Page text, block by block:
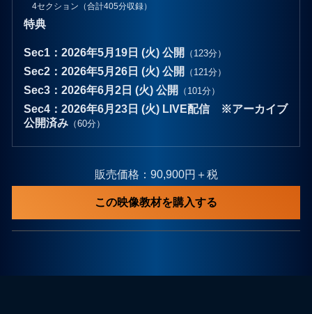
4セクション（合計405分収録）
特典
Sec1：2026年5月19日 (火) 公開 （123分）
Sec2：2026年5月26日 (火) 公開 （121分）
Sec3：2026年6月2日 (火) 公開 （101分）
Sec4：2026年6月23日 (火) LIVE配信 ※アーカイブ
公開済み（60分）
販売価格：90,900円＋税
この映像教材を購入する